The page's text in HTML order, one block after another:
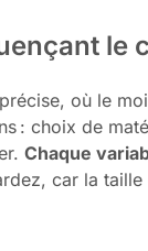
le
où le
: choix de
Chaque
car la